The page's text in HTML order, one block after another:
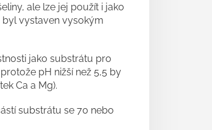
ale lze jej použít i jako
vystaven vysokým
jako substrátu pro
pH nižší než 5,5 by
Ca a Mg).
substrátu se 70 nebo